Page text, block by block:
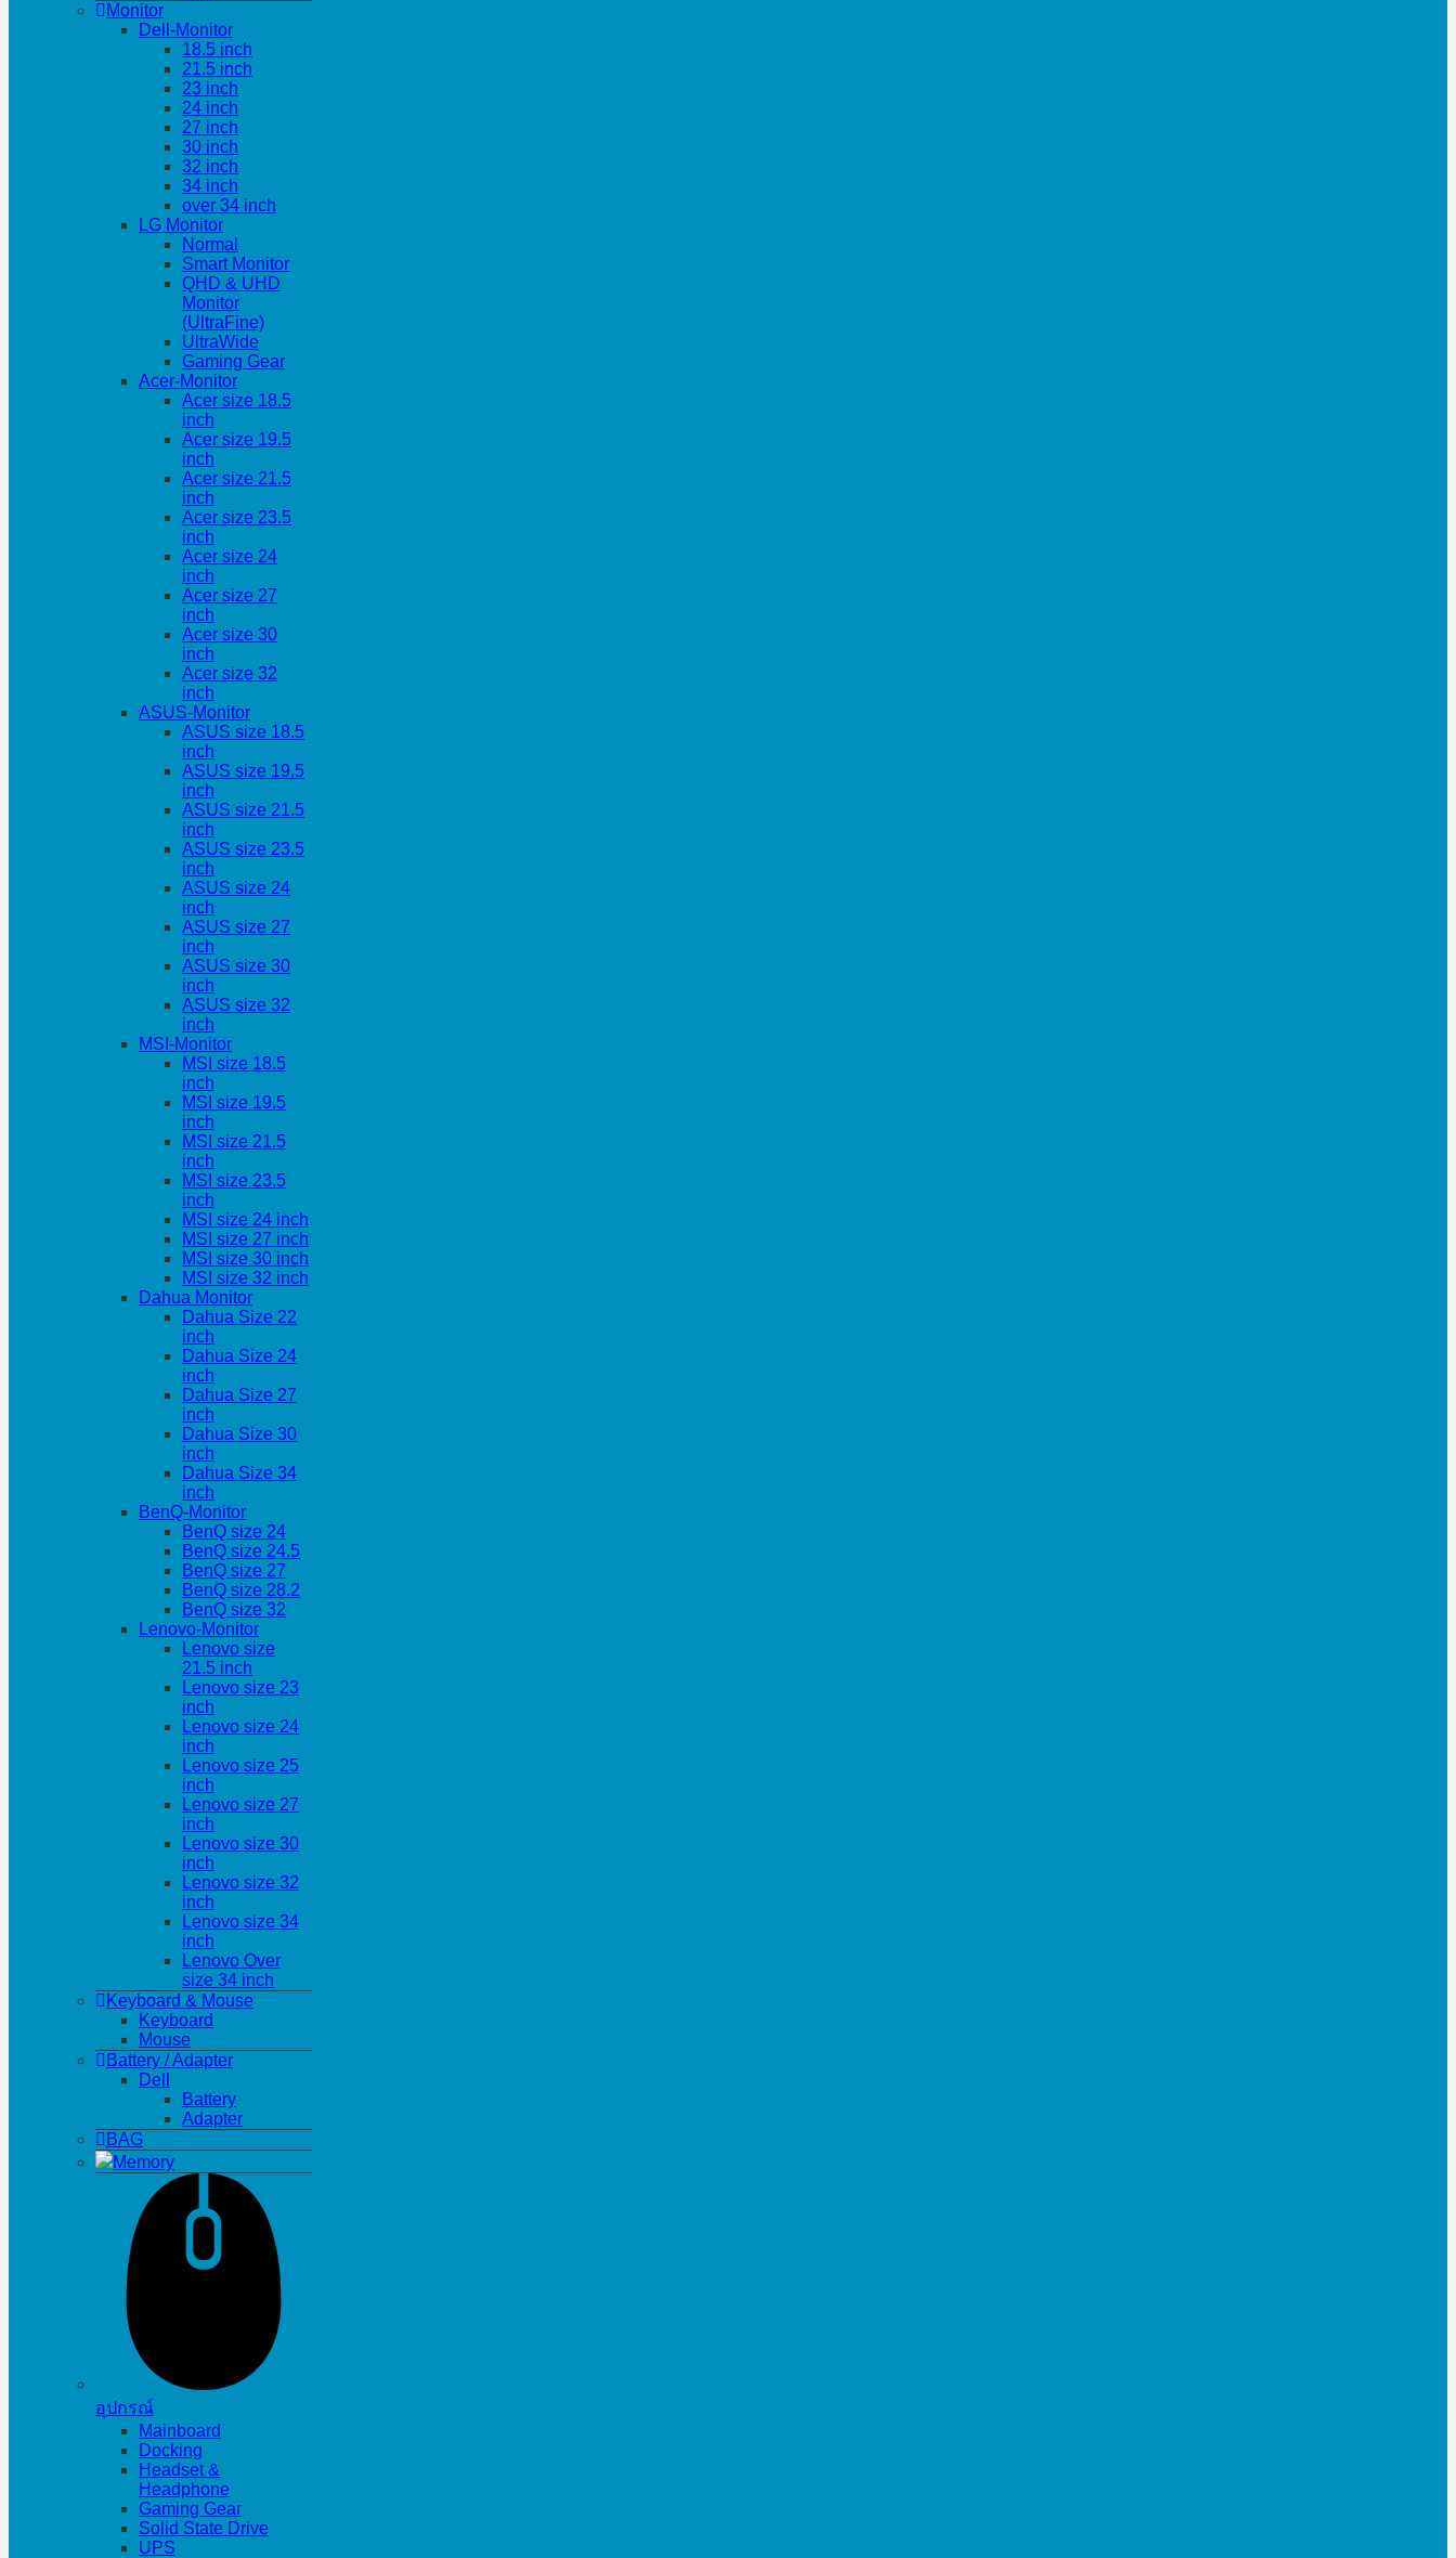
Monitor
Dell-Monitor
18.5 inch
21.5 inch
23 inch
24 inch
27 inch
30 inch
32 inch
34 inch
over 34 inch
LG Monitor
Normal
Smart Monitor
QHD & UHD
Monitor
(UltraFine)
UltraWide
Gaming Gear
Acer-Monitor
Acer size 18.5
inch
Acer size 19.5
inch
Acer size 21.5
inch
Acer size 23.5
inch
Acer size 24
inch
Acer size 27
inch
Acer size 30
inch
Acer size 32
inch
ASUS-Monitor
ASUS size 18.5
inch
ASUS size 19.5
inch
ASUS size 21.5
inch
ASUS size 23.5
inch
ASUS size 24
inch
ASUS size 27
inch
ASUS size 30
inch
ASUS size 32
inch
MSI-Monitor
MSI size 18.5
inch
MSI size 19.5
inch
MSI size 21.5
inch
MSI size 23.5
inch
MSI size 24 inch
MSI size 27 inch
MSI size 30 inch
MSI size 32 inch
Dahua Monitor
Dahua Size 22
inch
Dahua Size 24
inch
Dahua Size 27
inch
Dahua Size 30
inch
Dahua Size 34
inch
BenQ-Monitor
BenQ size 24
BenQ size 24.5
BenQ size 27
BenQ size 28.2
BenQ size 32
Lenovo-Monitor
Lenovo size
21.5 inch
Lenovo size 23
inch
Lenovo size 24
inch
Lenovo size 25
inch
Lenovo size 27
inch
Lenovo size 30
inch
Lenovo size 32
inch
Lenovo size 34
inch
Lenovo Over
size 34 inch
Keyboard & Mouse
Keyboard
Mouse
Battery / Adapter
Dell
Battery
Adapter
BAG
Memory
อุปกรณ์
Mainboard
Docking
Headset &
Headphone
Gaming Gear
Solid State Drive
UPS